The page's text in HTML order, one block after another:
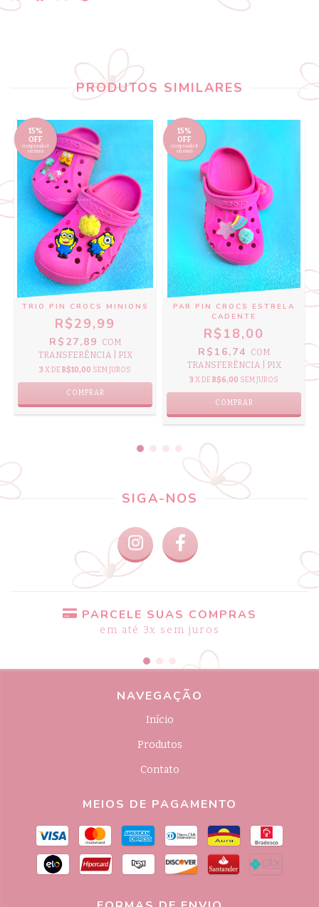
PRODUTOS SIMILARES
15%
OFF
comprando 4
ou mais
TRIO PIN CROCS MINIONS
R$29,99
R$27,89
COM
TRANSFERÊNCIA | PIX
3 X DE R$10,00 SEM JUROS
15%
OFF
comprando 4
ou mais
PAR PIN CROCS ESTRELA
CADENTE
R$18,00
R$16,74 COM
TRANSFERÊNCIA | PIX
3 X DE R$6,00 SEM JUROS
SIGA-NOS
PARCELE SUAS COMPRAS
em até 3x sem juros
NAVEGAÇÃO
Início
Produtos
Contato
MEIOS DE PAGAMENTO